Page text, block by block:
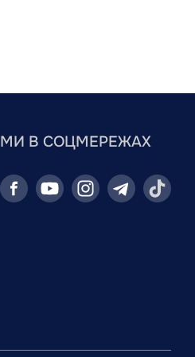
МИ В СОЦМЕРЕЖАХ